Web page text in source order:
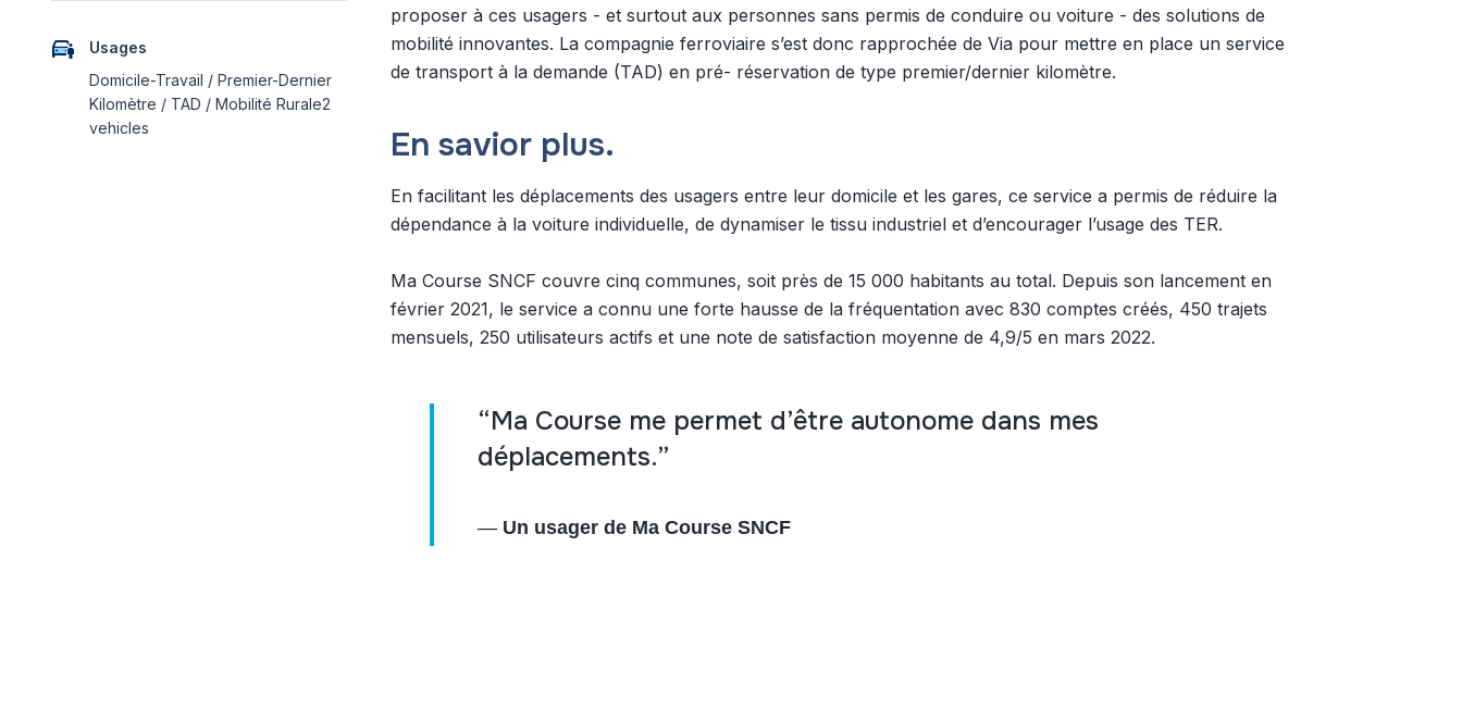
proposer à ces usagers - et surtout aux personnes sans permis de conduire ou voiture - des solutions de
mobilité innovantes. La compagnie ferroviaire s’est donc rapprochée de Via pour mettre en place un service
de transport à la demande (TAD) en pré- réservation de type premier/dernier kilomètre.
En savior plus.
En facilitant les déplacements des usagers entre leur domicile et les gares, ce service a permis de réduire la
dépendance à la voiture individuelle, de dynamiser le tissu industriel et d’encourager l’usage des TER.
Ma Course SNCF couvre cinq communes, soit près de 15 000 habitants au total. Depuis son lancement en
février 2021, le service a connu une forte hausse de la fréquentation avec 830 comptes créés, 450 trajets
mensuels, 250 utilisateurs actifs et une note de satisfaction moyenne de 4,9/5 en mars 2022.
“Ma Course me permet d’être autonome dans mes
déplacements.”
— Un usager de Ma Course SNCF
Usages
Domicile-Travail / Premier-Dernier
Kilomètre / TAD / Mobilité Rurale2
vehicles